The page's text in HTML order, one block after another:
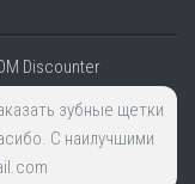
Discounter
зубные щетки
С наилучшими